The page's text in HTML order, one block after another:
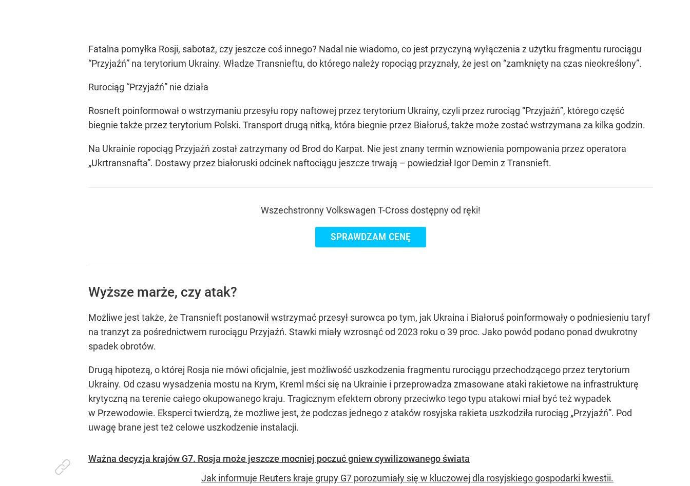
Fatalna pomyłka Rosji, sabotaż, czy jeszcze coś innego? Nadal nie wiadomo, co jest przyczyną wyłączenia z użytku fragmentu rurociągu
“Przyjaźń” na terytorium Ukrainy. Władze Transnieftu, do którego należy ropociąg przyznały, że jest on “zamknięty na czas nieokreślony”.
Rurociąg “Przyjaźń” nie działa
Rosneft poinformował o wstrzymaniu przesyłu ropy naftowej przez terytorium Ukrainy, czyli przez rurociąg “Przyjaźń”, którego część
biegnie także przez terytorium Polski. Transport drugą nitką, która biegnie przez Białoruś, także może zostać wstrzymana za kilka godzin.
Na Ukrainie ropociąg Przyjaźń został zatrzymany od Brod do Karpat. Nie jest znany termin wznowienia pompowania przez operatora
„Ukrtransnafta”. Dostawy przez białoruski odcinek naftociągu jeszcze trwają – powiedział Igor Demin z Transnieft.
Wszechstronny Volkswagen T-Cross dostępny od ręki!
SPRAWDZAM CENĘ
Wyższe marże, czy atak?
Możliwe jest także, że Transnieft postanowił wstrzymać przesył surowca po tym, jak Ukraina i Białoruś poinformowały o podniesieniu taryf
na tranzyt za pośrednictwem rurociągu Przyjaźń. Stawki miały wzrosnąć od 2023 roku o 39 proc. Jako powód podano ponad dwukrotny
spadek obrotów.
Drugą hipotezą, o której Rosja nie mówi oficjalnie, jest możliwość uszkodzenia fragmentu rurociągu przechodzącego przez terytorium
Ukrainy. Od czasu wysadzenia mostu na Krym, Kreml mści się na Ukrainie i przeprowadza zmasowane ataki rakietowe na infrastrukturę
krytyczną na terenie całego okupowanego kraju. Tragicznym efektem obrony przeciwko tego typu atakowi miał być też wypadek
w Przewodowie. Eksperci twierdzą, że możliwe jest, że podczas jednego z ataków rosyjska rakieta uszkodziła rurociąg „Przyjaźń”. Pod
uwagę brane jest też celowe uszkodzenie instalacji.
Ważna decyzja krajów G7. Rosja może jeszcze mocniej poczuć gniew cywilizowanego świata
Jak informuje Reuters kraje grupy G7 porozumiały się w kluczowej dla rosyjskiego gospodarki kwestii.